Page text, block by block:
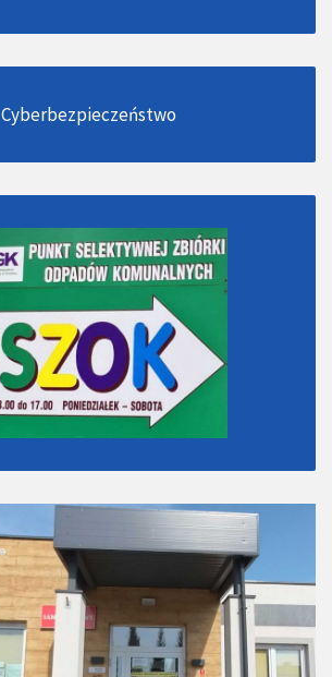
Cyberbezpieczeństwo